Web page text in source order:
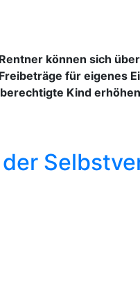
können sich
für eigenes
Kind